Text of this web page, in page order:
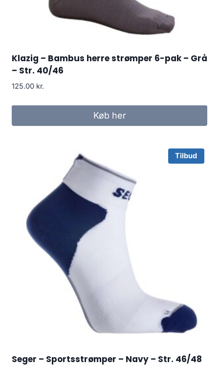
Klazig – Bambus herre strømper 6-pak – Grå
– Str. 40/46
125.00 kr.
Køb her
Tilbud
Seger – Sportsstrømper – Navy – Str. 46/48